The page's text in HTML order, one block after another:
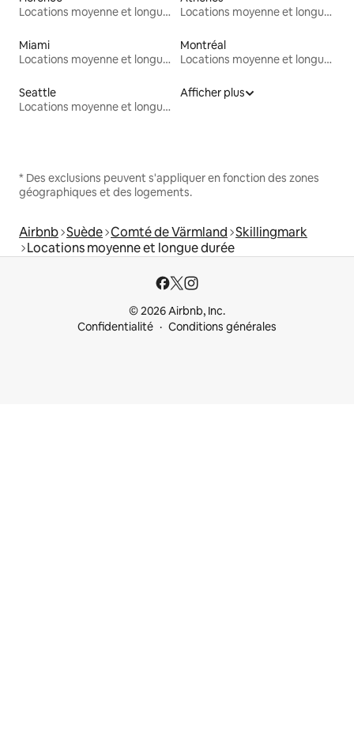
Locations moyenne et longue durée
Locations moyenne et longue durée
Miami
Locations moyenne et longue durée
Montréal
Locations moyenne et longue durée
Seattle
Locations moyenne et longue durée
Afficher plus
* Des exclusions peuvent s'appliquer en fonction des zones
géographiques et des logements.
Airbnb Suède Comté de Värmland Skillingmark
Locations moyenne et longue durée
© 2026 Airbnb, Inc.
Confidentialité
Conditions générales